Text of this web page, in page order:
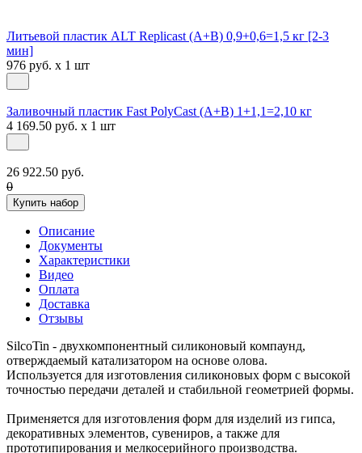
Литьевой пластик ALT Replicast (А+В) 0,9+0,6=1,5 кг [2-3
мин]
976 руб. x 1 шт
Заливочный пластик Fast PolyCast (A+B) 1+1,1=2,10 кг
4 169.50 руб. x 1 шт
26 922.50 руб.
0
Купить набор
Описание
Документы
Характеристики
Видео
Оплата
Доставка
Отзывы
SilcoTin - двухкомпонентный силиконовый компаунд,
отверждаемый катализатором на основе олова.
Используется для изготовления силиконовых форм с высокой
точностью передачи деталей и стабильной геометрией формы.
Применяется для изготовления форм для изделий из гипса,
декоративных элементов, сувениров, а также для
прототипирования и мелкосерийного производства.